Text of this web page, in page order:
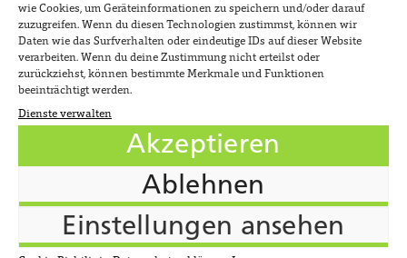
wie Cookies, um Geräteinformationen zu speichern und/oder darauf
zuzugreifen. Wenn du diesen Technologien zustimmst, können wir
Daten wie das Surfverhalten oder eindeutige IDs auf dieser Website
verarbeiten. Wenn du deine Zustimmung nicht erteilst oder
zurückziehst, können bestimmte Merkmale und Funktionen
beeinträchtigt werden.
Dienste verwalten
Akzeptieren
Ablehnen
Einstellungen ansehen
Bundestagsabgeordnete
Newsletter
Impressum
Datenschutzerklärung
Cookie-Richtlinie (EU)
Suche